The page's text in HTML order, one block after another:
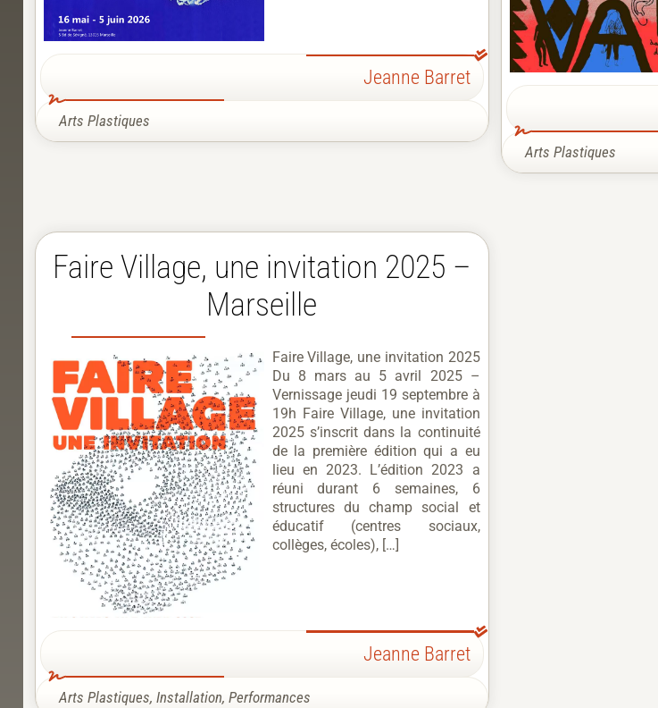
Jeanne Barret
Arts Plastiques
Arts Plastiques
Faire Village, une invitation 2025 –
Marseille
Faire Village, une invitation 2025
Du 8 mars au 5 avril 2025 –
Vernissage jeudi 19 septembre à
19h Faire Village, une invitation
2025 s’inscrit dans la continuité
de la première édition qui a eu
lieu en 2023. L’édition 2023 a
réuni durant 6 semaines, 6
structures du champ social et
éducatif (centres sociaux,
collèges, écoles), […]
Jeanne Barret
Arts Plastiques, Installation, Performances